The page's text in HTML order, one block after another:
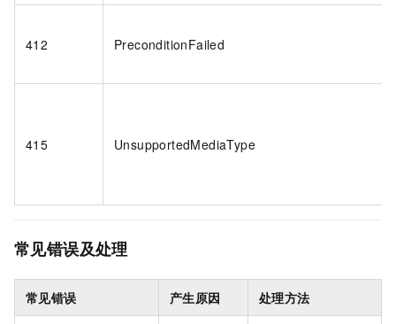
412 PreconditionFailed
415 UnsupportedMediaType
常见错误及处理
常见错误 产生原因 处理方法